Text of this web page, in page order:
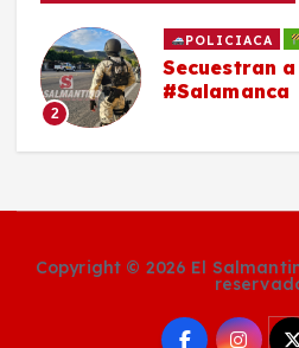
2
POLICIACA
Secuestran
#Salamanca
Copyright © 2026 El